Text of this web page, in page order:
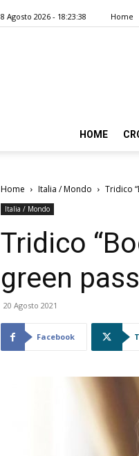
8 Agosto 2026 - 18:23:38 Home
HOME
Home Italia / Mondo Tridico
Italia / Mondo
Tridico
green
20 Agosto 2021
Facebook